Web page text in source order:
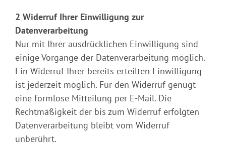
2 Widerruf Ihrer Einwilligung zur
Datenverarbeitung
Nur mit Ihrer ausdrücklichen Einwilligung sind
einige Vorgänge der Datenverarbeitung möglich.
Ein Widerruf Ihrer bereits erteilten Einwilligung
ist jederzeit möglich. Für den Widerruf genügt
eine formlose Mitteilung per E-Mail. Die
Rechtmäßigkeit der bis zum Widerruf erfolgten
Datenverarbeitung bleibt vom Widerruf
unberührt.